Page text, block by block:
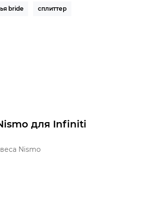
bride сплиттер
для Infiniti
Nismo